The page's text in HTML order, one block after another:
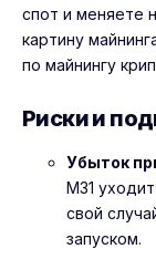
спот и меняете
картину
по майнингу
Риски и
Убыток
M31
свой
запуском.